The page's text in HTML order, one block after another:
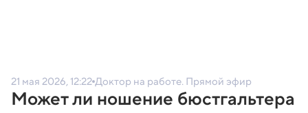
21 мая 2026, 12:22Доктор на работе. Прямой эфир
Может ли ношение бюстгальтера